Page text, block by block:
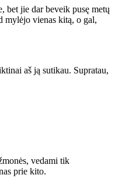
bet jie dar beveik pusę metų
mylėjo vienas kitą, o gal,
aš ją sutikau. Supratau,
vedami tik
prie kito.